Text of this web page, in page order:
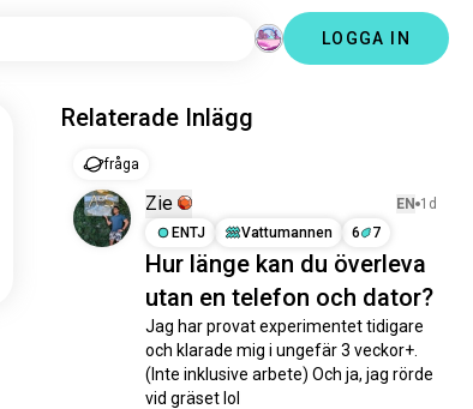
LOGGA IN
Relaterade Inlägg
fråga
Zie EN 1d
ENTJ
Vattumannen 6 7
Hur länge kan du överleva
utan en telefon och dator?
Jag har provat experimentet tidigare
och klarade mig i ungefär 3 veckor+.
(Inte inklusive arbete) Och ja, jag rörde
vid gräset lol